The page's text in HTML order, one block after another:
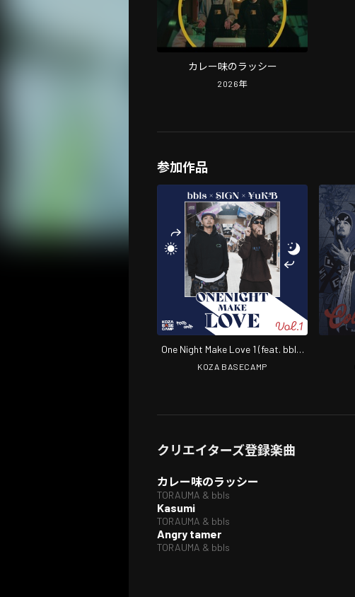
カレー味のラッシー
2026年
参加作品
One Night Make Love 1 (feat. bbls,
SIGN & ¥uK-B)
KOZA BASECAMP
クリエイターズ登録楽曲
カレー味のラッシー
TORAUMA & bbls
Kasumi
TORAUMA & bbls
Angry tamer
TORAUMA & bbls